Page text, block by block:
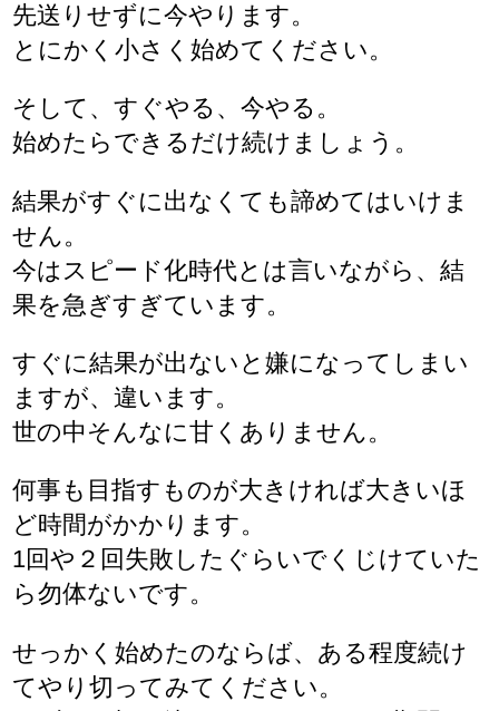
先送りせずに今やります。
とにかく小さく始めてください。
そして、すぐやる、今やる。
始めたらできるだけ続けましょう。
結果がすぐに出なくても諦めてはいけま
せん。
今はスピード化時代とは言いながら、結
果を急ぎすぎています。
すぐに結果が出ないと嫌になってしまい
ますが、違います。
世の中そんなに甘くありません。
何事も目指すものが大きければ大きいほ
ど時間がかかります。
1回や２回失敗したぐらいでくじけていた
ら勿体ないです。
せっかく始めたのならば、ある程度続け
てやり切ってみてください。